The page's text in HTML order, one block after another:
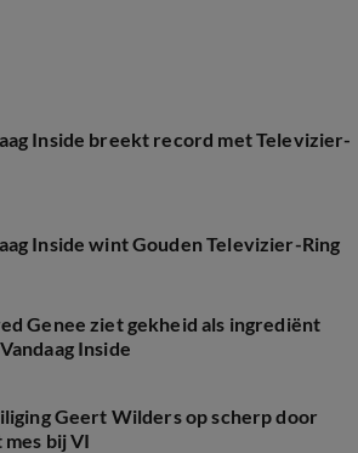
Inside breekt record met Televizier-
Inside wint Gouden Televizier-Ring
Genee ziet gekheid als ingrediënt
Inside
Geert Wilders op scherp door
bij VI